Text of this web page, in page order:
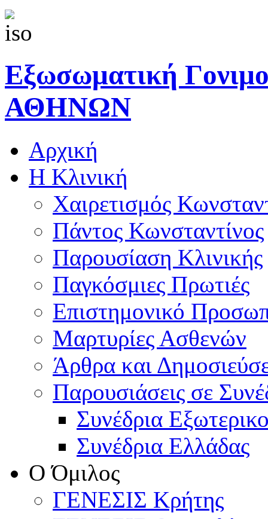
Εξωσωματική
ΑΘΗΝΩΝ
Αρχική
Η Κλινική
Χαιρετισμός
Πάντος Κωνσταντίνος
Παρουσίαση Κλινικής
Παγκόσμιες Πρωτιές
Επιστημονικό
Μαρτυρίες Ασθενών
Άρθρα και
Παρουσιάσεις σε
Συνέδρια
Συνέδρια Ελλάδας
Ο Όμιλος
ΓΕΝΕΣΙΣ Κρήτης